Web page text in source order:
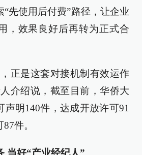
“先使用后付费”路径，让企业
，效果良好后再转为正式合
正是这套对接机制有效运作
介绍说，截至目前，华侨大
声明140件，达成开放许可91
件。
当好“产业经纪人”